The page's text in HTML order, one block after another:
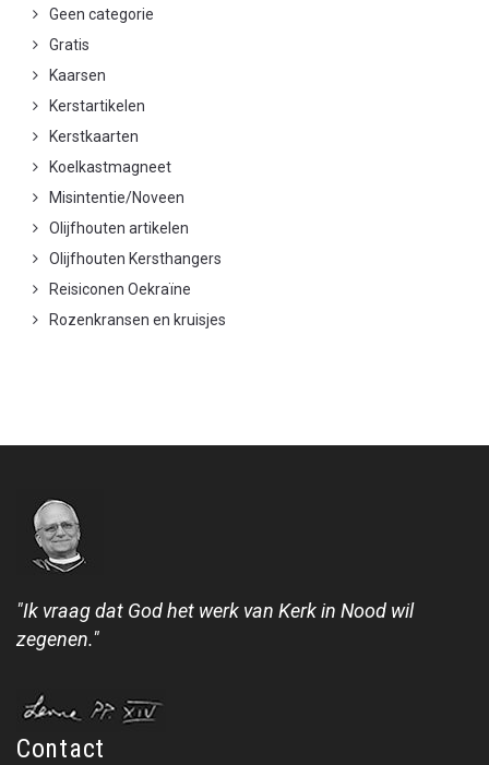
Geen categorie
Gratis
Kaarsen
Kerstartikelen
Kerstkaarten
Koelkastmagneet
Misintentie/Noveen
Olijfhouten artikelen
Olijfhouten Kersthangers
Reisiconen Oekraïne
Rozenkransen en kruisjes
"Ik vraag dat God het werk van Kerk in Nood wil
zegenen."
Contact